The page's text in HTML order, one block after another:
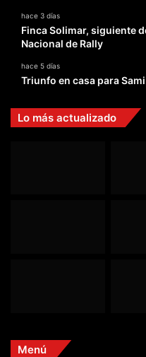
hace 3 días
Finca Solimar, siguiente
Nacional de Rally
hace 5 días
Triunfo en casa para
Lo más actualizado
Menú